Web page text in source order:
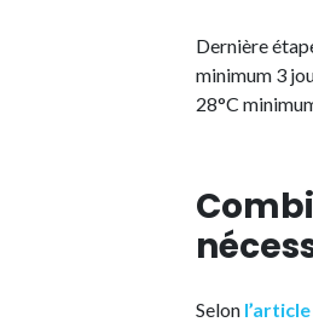
Dernière
minimum 3
28°C
Selon